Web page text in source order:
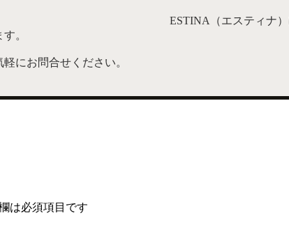
ESTINA（エスティナ
。
にお問合せください。
は必須項目です